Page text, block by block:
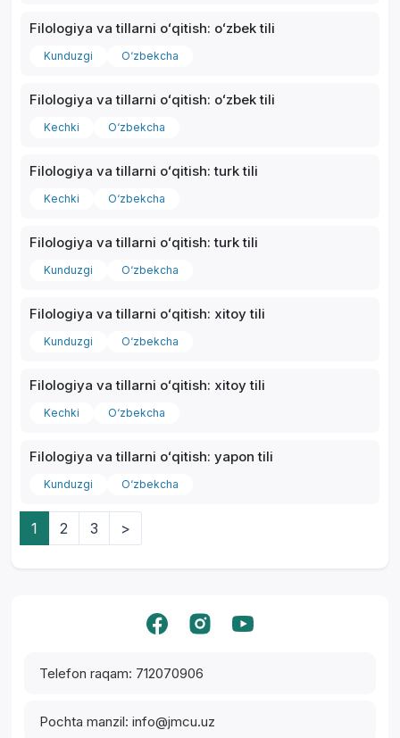
Telefon raqam: 712070906
Pochta manzil: info@jmcu.uz
Filologiya va tillarni oʻqitish: oʻzbek tili
Kunduzgi O‘zbekcha
Filologiya va tillarni oʻqitish: oʻzbek tili
Kechki O‘zbekcha
Filologiya va tillarni oʻqitish: turk tili
Kechki O‘zbekcha
Filologiya va tillarni oʻqitish: turk tili
Kunduzgi O‘zbekcha
Filologiya va tillarni oʻqitish: xitoy tili
Kunduzgi O‘zbekcha
Filologiya va tillarni oʻqitish: xitoy tili
Kechki O‘zbekcha
Filologiya va tillarni oʻqitish: yapon tili
Kunduzgi O‘zbekcha
1 2 3 >
Yordam markazi